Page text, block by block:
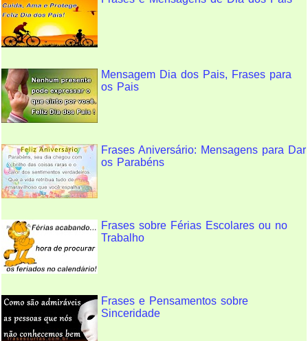
Mensagem Dia dos Pais, Frases para
os Pais
Frases Aniversário: Mensagens para Dar
os Parabéns
Frases sobre Férias Escolares ou no
Trabalho
Frases e Pensamentos sobre
Sinceridade